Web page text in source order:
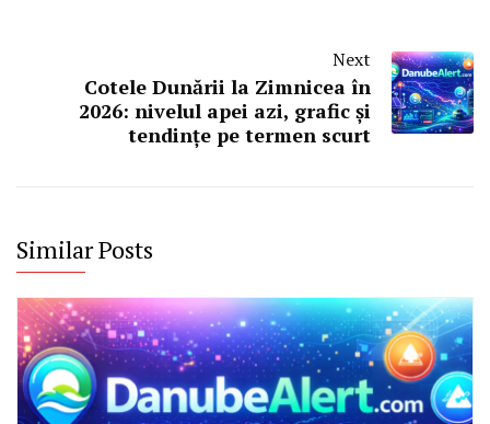
Next
Cotele Dunării la Zimnicea în
2026: nivelul apei azi, grafic și
tendințe pe termen scurt
Similar Posts